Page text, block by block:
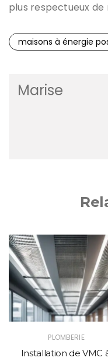
plus respectueux
maisons à énergie
Marise
PLOMBERIE
Installation de VMC